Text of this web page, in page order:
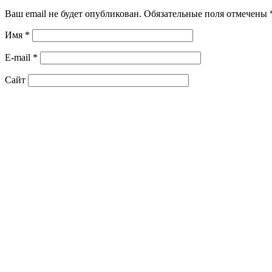
Ваш email не будет опубликован. Обязательные поля отмечены
Имя *
E-mail *
Сайт